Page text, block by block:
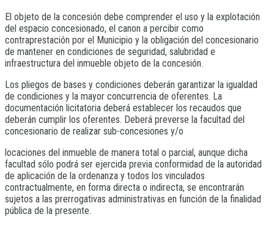
El objeto de la concesión debe comprender el uso y la explotación
del espacio concesionado, el canon a percibir como
contraprestación por el Municipio y la obligación del concesionario
de mantener en condiciones de seguridad, salubridad e
infraestructura del inmueble objeto de la concesión.
Los pliegos de bases y condiciones deberán garantizar la igualdad
de condiciones y la mayor concurrencia de oferentes. La
documentación licitatoria deberá establecer los recaudos que
deberán cumplir los oferentes. Deberá preverse la facultad del
concesionario de realizar sub-concesiones y/o
locaciones del inmueble de manera total o parcial, aunque dicha
facultad sólo podrá ser ejercida previa conformidad de la autoridad
de aplicación de la ordenanza y todos los vinculados
contractualmente, en forma directa o indirecta, se encontrarán
sujetos a las prerrogativas administrativas en función de la finalidad
pública de la presente.